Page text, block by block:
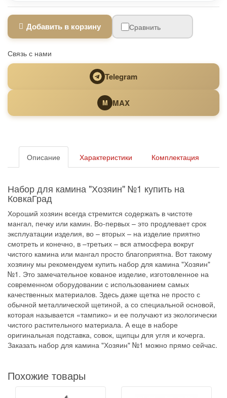
Добавить в корзину Сравнить
Связь с нами
Telegram
M MAX
Описание Характеристики Комплектация
Набор для камина "Хозяин" №1 купить на
КовкаГрад
Хороший хозяин всегда стремится содержать в чистоте
мангал, печку или камин. Во-первых – это продлевает срок
эксплуатации изделия, во – вторых – на изделие приятно
смотреть и конечно, в –третьих – вся атмосфера вокруг
чистого камина или мангал просто благоприятна. Вот такому
хозяину мы рекомендуем купить набор для камина "Хозяин"
№1. Это замечательное кованое изделие, изготовленное на
современном оборудовании с использованием самых
качественных материалов. Здесь даже щетка не просто с
обычной металлической щетиной, а со специальной основой,
которая называется «тампико» и ее получают из экологически
чистого растительного материала. А еще в наборе
оригинальная подставка, совок, щипцы для угля и кочерга.
Заказать набор для камина "Хозяин" №1 можно прямо сейчас.
Похожие товары